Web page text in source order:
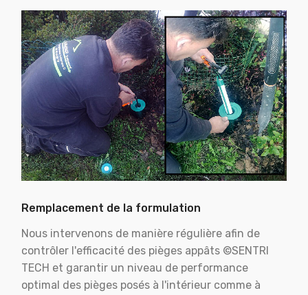
Remplacement de la formulation
Nous intervenons de manière régulière afin de
contrôler l'efficacité des pièges appâts ©SENTRI
TECH et garantir un niveau de performance
optimal des pièges posés à l'intérieur comme à